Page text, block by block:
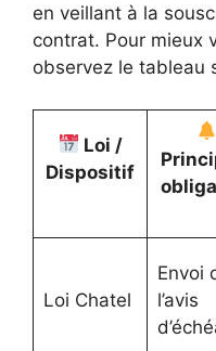
en veillant à la
contrat. Pour mieux
observez le tableau
Loi /
Dispositif
Loi Chatel
Envoi
l’avis